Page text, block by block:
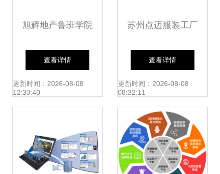
旭辉地产鲁班学院
干货分享 如何高效
推进工程计划管
秘
查看详情
更新时间：2026-08-08
12:33:40
苏州点迈服装工厂
后道车间管理系统
工程管理与服务优
化实践
查看详情
更新时间：2026-08-08
08:32:11